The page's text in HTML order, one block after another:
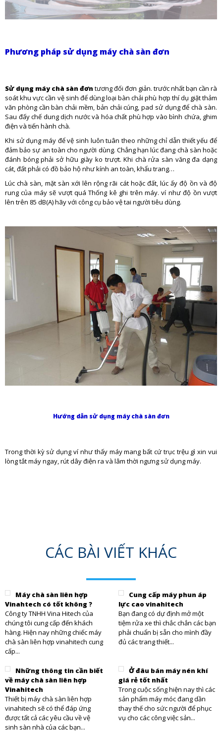
Phương pháp sử dụng máy chà sàn đơn
Sử dụng máy chà sàn đơn tương đối đơn giản. trước nhất bạn cần rà
soát khu vực cần vệ sinh để dùng loại bàn chải phù hợp thí dụ giặt thảm
văn phòng cần bàn chải mềm, bản chải cúng, pad sử dụng để chà sàn.
Sau đấy chế dung dịch nước và hóa chất phù hợp vào bình chứa, ghim
điện và tiến hành chà.
Khi sử dụng máy để vệ sinh luôn tuân theo những chỉ dẫn thiết yếu để
đảm bảo sự an toàn cho người dùng. Chẳng hạn lúc đang chà sàn hoặc
đánh bóng phải sở hữu giày ko trượt. Khi chà rửa sàn văng đa dạng
cát, đất phải có đồ bảo hộ như kính an toàn, khẩu trang…
Lúc chà sàn, mặt sàn xới lên rộng rãi cát hoặc đất, lúc ấy độ ồn và độ
rung của máy sẽ vượt quá Thống kê ghi trên máy. ví như độ ồn vượt
lên trên 85 dB(A) hãy với công cụ bảo vệ tai người tiêu dùng.
Hướng dẫn sử dụng máy chà sàn đơn
Trong thời kỳ sử dụng ví như thấy máy mang bất cứ trục trệu gì xin vui
lòng tắt máy ngay, rút dây điện ra và lâm thời ngưng sử dụng máy.
CÁC BÀI VIẾT KHÁC
Máy chà sàn liên hợp
Vinahtech có tốt không ?
Công ty TNHH Vina Hitech của
chúng tôi cung cấp đến khách
hàng. Hiện nay những chiếc máy
chà sàn liên hợp vinahitech cung
cấp...
Cung cấp máy phun áp
lực cao vinahitech
Bạn đang có dự định mở một
tiệm rửa xe thì chắc chắn các bạn
phải chuẩn bị sẵn cho mình đầy
đủ các trang thiết...
Những thông tin cần biết
về máy chà sàn liên hợp
Vinahitech
Thiết bị máy chà sàn liên hợp
vinahitech sẽ có thể đáp ứng
được tất cả các yêu cầu về vệ
sinh sàn nhà của các bạn...
Ở đâu bán máy nén khí
giá rẻ tốt nhất
Trong cuộc sống hiện nay thì các
sản phẩm máy móc đang dần
thay thế cho sức người để phục
vụ cho các công việc sản...